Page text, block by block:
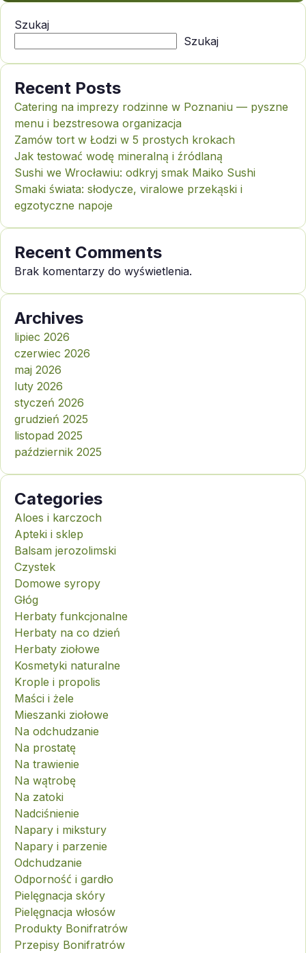
Szukaj
Szukaj
Recent Posts
Catering na imprezy rodzinne w Poznaniu — pyszne
menu i bezstresowa organizacja
Zamów tort w Łodzi w 5 prostych krokach
Jak testować wodę mineralną i źródlaną
Sushi we Wrocławiu: odkryj smak Maiko Sushi
Smaki świata: słodycze, viralowe przekąski i
egzotyczne napoje
Recent Comments
Brak komentarzy do wyświetlenia.
Archives
lipiec 2026
czerwiec 2026
maj 2026
luty 2026
styczeń 2026
grudzień 2025
listopad 2025
październik 2025
Categories
Aloes i karczoch
Apteki i sklep
Balsam jerozolimski
Czystek
Domowe syropy
Głóg
Herbaty funkcjonalne
Herbaty na co dzień
Herbaty ziołowe
Kosmetyki naturalne
Krople i propolis
Maści i żele
Mieszanki ziołowe
Na odchudzanie
Na prostatę
Na trawienie
Na wątrobę
Na zatoki
Nadciśnienie
Napary i mikstury
Napary i parzenie
Odchudzanie
Odporność i gardło
Pielęgnacja skóry
Pielęgnacja włosów
Produkty Bonifratrów
Przepisy Bonifratrów